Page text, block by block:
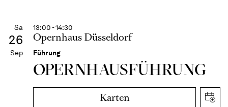
Sa
26
Sep
13:00 - 14:30
Opernhaus Düsseldorf
Führung
OPERN­HAUS­FÜH­RUNG
Karten